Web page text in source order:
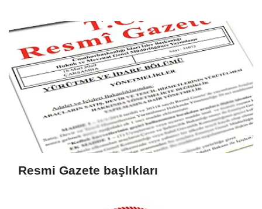
Resmi Gazete başlıkları